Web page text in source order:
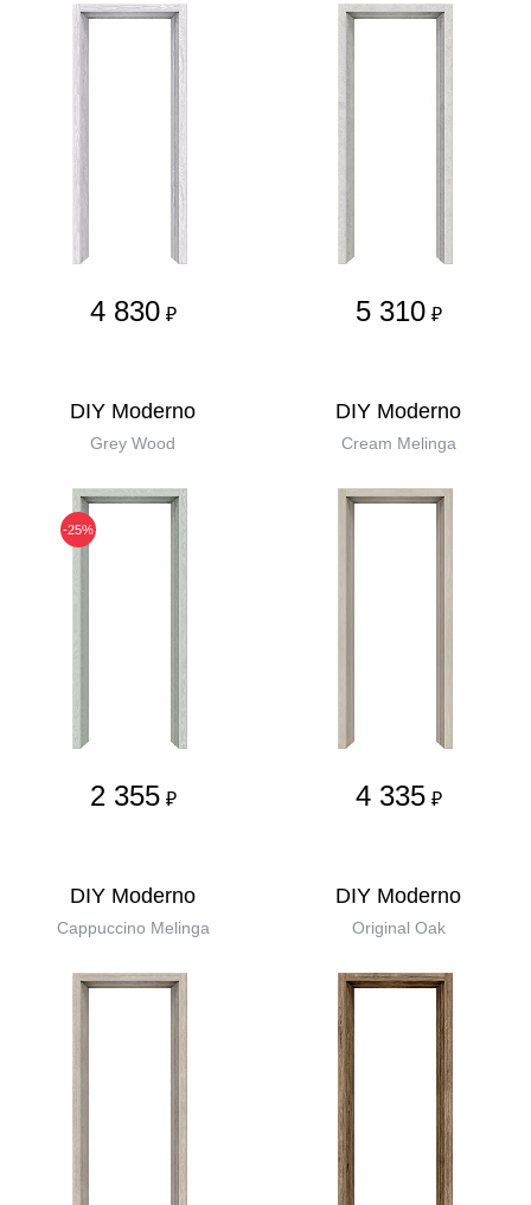
4 830 ₽ 5 310 ₽
DIY Moderno
Grey Wood
-25%
2 355 ₽
DIY Moderno
Cream Melinga
4 335 ₽
DIY Moderno
Cappuccino Melinga
DIY Moderno
Original Oak